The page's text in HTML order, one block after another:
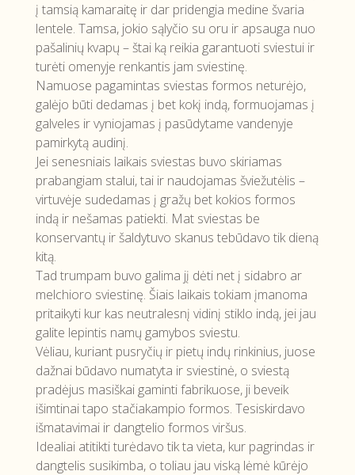
į tamsią kamaraitę ir dar pridengia medine švaria
lentele. Tamsa, jokio sąlyčio su oru ir apsauga nuo
pašalinių kvapų – štai ką reikia garantuoti sviestui ir
turėti omenyje renkantis jam sviestinę.
Namuose pagamintas sviestas formos neturėjo,
galėjo būti dedamas į bet kokį indą, formuojamas į
galveles ir vyniojamas į pasūdytame vandenyje
pamirkytą audinį.
Jei senesniais laikais sviestas buvo skiriamas
prabangiam stalui, tai ir naudojamas šviežutėlis –
virtuvėje sudedamas į gražų bet kokios formos
indą ir nešamas patiekti. Mat sviestas be
konservantų ir šaldytuvo skanus tebūdavo tik dieną
kitą.
Tad trumpam buvo galima jį dėti net į sidabro ar
melchioro sviestinę. Šiais laikais tokiam įmanoma
pritaikyti kur kas neutralesnį vidinį stiklo indą, jei jau
galite lepintis namų gamybos sviestu.
Vėliau, kuriant pusryčių ir pietų indų rinkinius, juose
dažnai būdavo numatyta ir sviestinė, o sviestą
pradėjus masiškai gaminti fabrikuose, ji beveik
išimtinai tapo stačiakampio formos. Tesiskirdavo
išmatavimai ir dangtelio formos viršus.
Idealiai atitikti turėdavo tik ta vieta, kur pagrindas ir
dangtelis susikimba, o toliau jau viską lėmė kūrėjo